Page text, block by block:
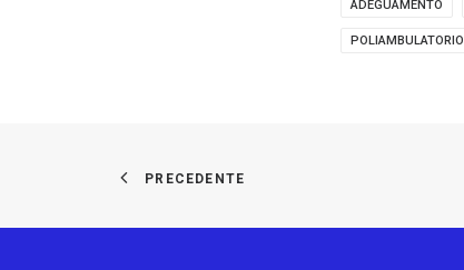
ADEGUAMENTO
POLIAMBULATORIO
PRECEDENTE